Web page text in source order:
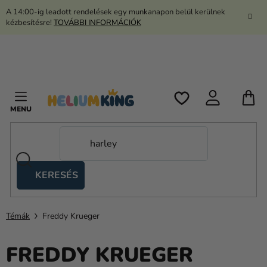
Ugrás
A 14:00-ig leadott rendelések egy munkanapon belül kerülnek
kézbesítésre! TOVÁBBI INFORMÁCIÓK
KERESÉS
sátrak
Kanekalon
Hélium
és
Témák Freddy Krueger
FREDDY KRUEGER